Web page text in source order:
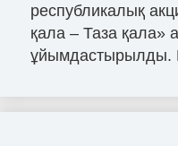
республикалық
қала – Таза қала»
ұйымдастырылды.